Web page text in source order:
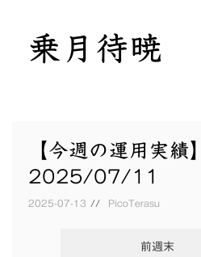
乗月待暁
【今週の運用実績】
2025/07/11
2025-07-13 PicoTerasu
前週末